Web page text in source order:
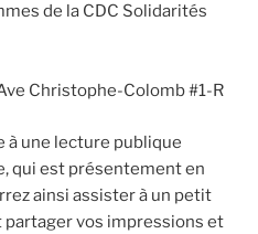
de la CDC Solidarités
Christophe-Colomb #1-R
à une lecture publique
qui est présentement en
ainsi assister à un petit
vos impressions et